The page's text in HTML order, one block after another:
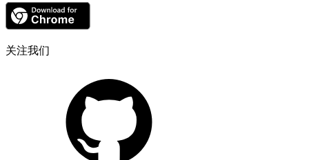
关注我们